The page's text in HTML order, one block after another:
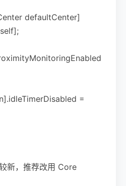
defaultCenter]
=
新，推荐改用 Core